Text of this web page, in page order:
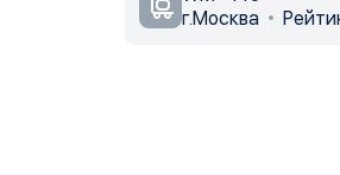
г.Москва